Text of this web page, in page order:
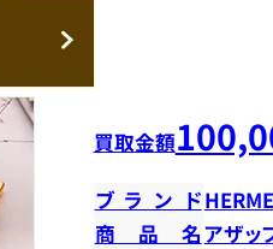
買取金額
ブランド
商品名アザッ